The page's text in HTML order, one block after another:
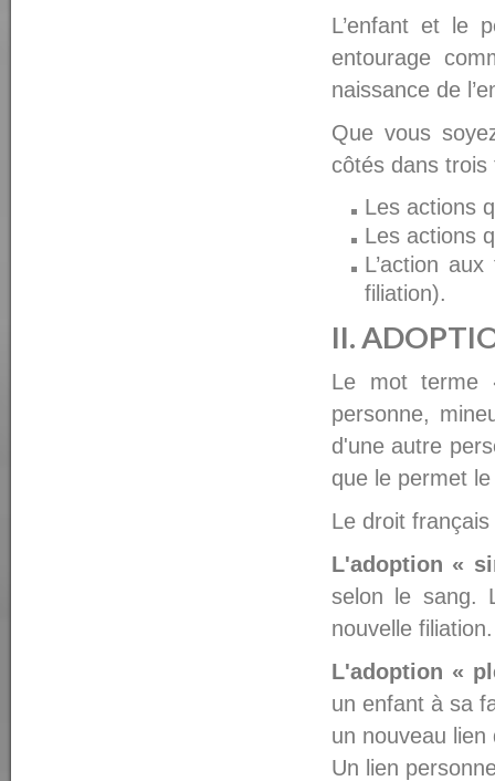
L’enfant et le
entourage
naissance de
Que vous
côtés dans
Les actions
Les actions
L’action
filiation).
II.
Le mot terme
personne,
d'une autre
que le permet
Le droit
L'adoption «
selon le sang.
nouvelle filiation.
L'adoption «
un enfant à sa
un nouveau lien
Un lien